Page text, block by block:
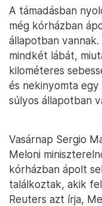
A támadásban
még kórházban
állapotban
mindkét lábát,
kilométeres
és nekinyomta
súlyos állapotban
Vasárnap Sergio
Meloni
kórházban ápolt
találkoztak, akik
Reuters azt írja,